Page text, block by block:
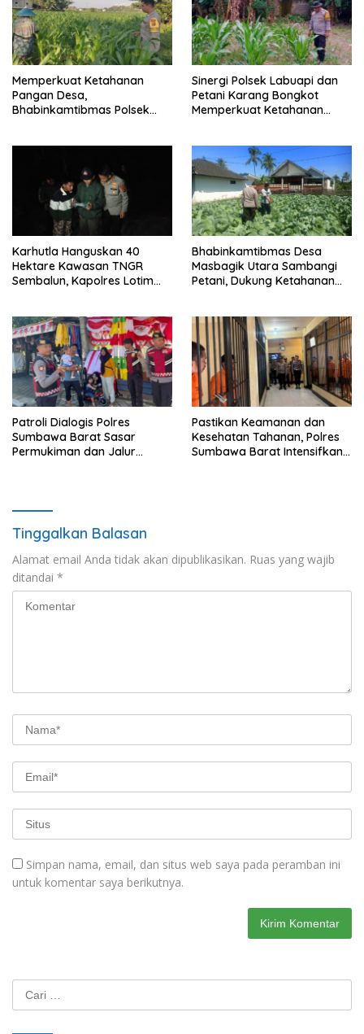
Memperkuat Ketahanan
Pangan Desa,
Bhabinkamtibmas Polsek
Sinergi Polsek Labuapi dan
Petani Karang Bongkot
Memperkuat Ketahanan
Karhutla Hanguskan 40
Hektare Kawasan TNGR
Sembalun, Kapolres Lotim
Bhabinkamtibmas Desa
Masbagik Utara Sambangi
Petani, Dukung Ketahanan
Patroli Dialogis Polres
Sumbawa Barat Sasar
Permukiman dan Jalur
Pastikan Keamanan dan
Kesehatan Tahanan, Polres
Sumbawa Barat Intensifkan
Tinggalkan Balasan
Alamat email Anda tidak akan dipublikasikan. Ruas yang wajib
ditandai *
Simpan nama, email, dan situs web saya pada peramban ini
untuk komentar saya berikutnya.
Cari
untuk: